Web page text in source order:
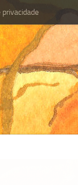
privacidade